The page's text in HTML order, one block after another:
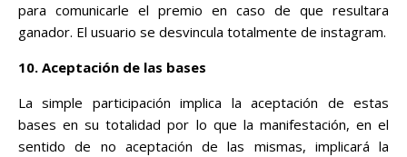
para comunicarle el premio en caso de que resultara
ganador. El usuario se desvincula totalmente de instagram.
10. Aceptación de las bases
La simple participación implica la aceptación de estas
bases en su totalidad por lo que la manifestación, en el
sentido de no aceptación de las mismas, implicará la